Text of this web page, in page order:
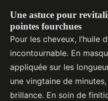
Une astuce pour
pointes fourchues
Pour les cheveux, l’huile
incontournable. En
appliquée sur les
une vingtaine de
brillance. En soin de